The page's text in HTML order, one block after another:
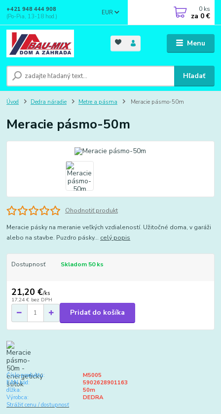
Menu
EUR
Hľadať
+421 948 444 908
(Po-Pia, 13-18 hod.)
0 ks
za 0 €
Úvod Dedra náradie Metre a pásma Meracie pásmo-50m
Meracie pásmo-50m
Ohodnotiť produkt
Meracie pásky na meranie veľkých vzdialeností. Užitočné doma, v garáži
alebo na stavbe. Puzdro pásky... celý popis
Dostupnosť Skladom 50 ks
21,20 €/ks
17,24 € bez DPH
Pridať do košíka
Číslo produktu:
M5005
EAN kód:
5902628901163
dĺžka:
50m
Výrobca:
DEDRA
Strážiť cenu / dostupnosť